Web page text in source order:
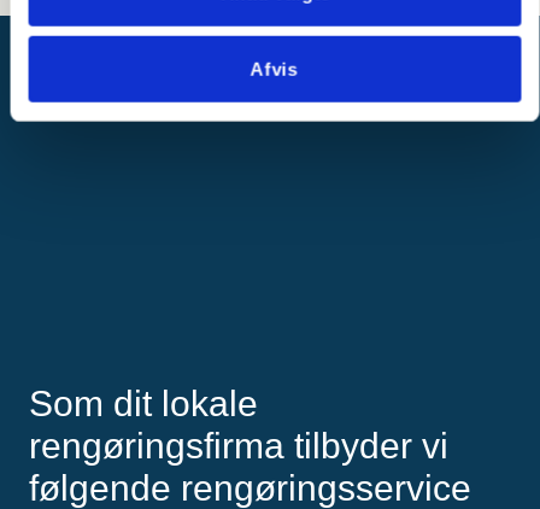
Afvis
Som dit lokale
rengøringsfirma tilbyder vi
følgende rengøringsservice